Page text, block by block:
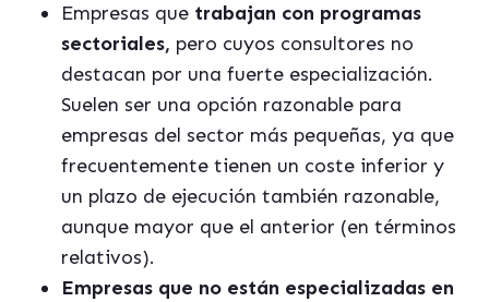
Empresas que trabajan con programas
sectoriales, pero cuyos consultores no
destacan por una fuerte especialización.
Suelen ser una opción razonable para
empresas del sector más pequeñas, ya que
frecuentemente tienen un coste inferior y
un plazo de ejecución también razonable,
aunque mayor que el anterior (en términos
relativos).
Empresas que no están especializadas en